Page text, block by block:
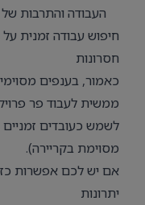
העבודה והתרבות של
חיפוש עבודה זמנית
חסרונות
כאמור, בענפים
ממשית לעבוד פר
לשמש כעובדים
מסוימת בקריירה).
אם יש לכם אפשרות
יתרונות